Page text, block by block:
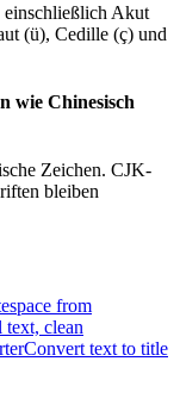
Akut
(ü), Cedille (ç) und
wie Chinesisch
Zeichen. CJK-
bleiben
from
clean
Convert text to title